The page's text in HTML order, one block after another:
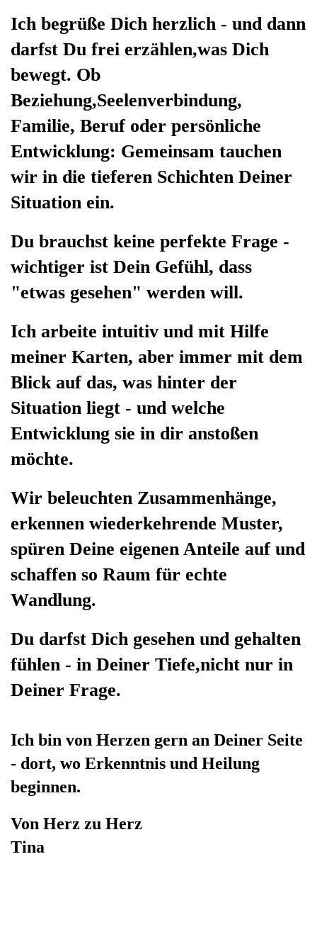
Ich begrüße Dich herzlich - und dann
darfst Du frei erzählen,was Dich
bewegt. Ob
Beziehung,Seelenverbindung,
Familie, Beruf oder persönliche
Entwicklung: Gemeinsam tauchen
wir in die tieferen Schichten Deiner
Situation ein.
Du brauchst keine perfekte Frage -
wichtiger ist Dein Gefühl, dass
"etwas gesehen" werden will.
Ich arbeite intuitiv und mit Hilfe
meiner Karten, aber immer mit dem
Blick auf das, was hinter der
Situation liegt - und welche
Entwicklung sie in dir anstoßen
möchte.
Wir beleuchten Zusammenhänge,
erkennen wiederkehrende Muster,
spüren Deine eigenen Anteile auf und
schaffen so Raum für echte
Wandlung.
Du darfst Dich gesehen und gehalten
fühlen - in Deiner Tiefe,nicht nur in
Deiner Frage.
Ich bin von Herzen gern an Deiner Seite
- dort, wo Erkenntnis und Heilung
beginnen.
Von Herz zu Herz
Tina